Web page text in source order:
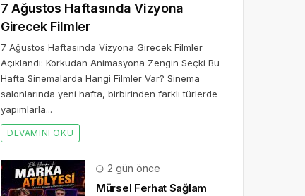
7 Ağustos Haftasında Vizyona
Girecek Filmler
7 Ağustos Haftasında Vizyona Girecek Filmler
Açıklandı: Korkudan Animasyona Zengin Seçki Bu
Hafta Sinemalarda Hangi Filmler Var? Sinema
salonlarında yeni hafta, birbirinden farklı türlerde
yapımlarla...
DEVAMINI OKU
2 gün önce
Mürsel Ferhat Sağlam